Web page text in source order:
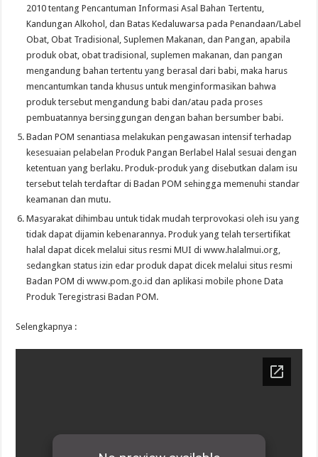
2010 tentang Pencantuman Informasi Asal Bahan Tertentu,
Kandungan Alkohol, dan Batas Kedaluwarsa pada Penandaan/Label
Obat, Obat Tradisional, Suplemen Makanan, dan Pangan, apabila
produk obat, obat tradisional, suplemen makanan, dan pangan
mengandung bahan tertentu yang berasal dari babi, maka harus
mencantumkan tanda khusus untuk menginformasikan bahwa
produk tersebut mengandung babi dan/atau pada proses
pembuatannya bersinggungan dengan bahan bersumber babi.
Badan POM senantiasa melakukan pengawasan intensif terhadap
kesesuaian pelabelan Produk Pangan Berlabel Halal sesuai dengan
ketentuan yang berlaku. Produk-produk yang disebutkan dalam isu
tersebut telah terdaftar di Badan POM sehingga memenuhi standar
keamanan dan mutu.
Masyarakat dihimbau untuk tidak mudah terprovokasi oleh isu yang
tidak dapat dijamin kebenarannya. Produk yang telah tersertifikat
halal dapat dicek melalui situs resmi MUI di www.halalmui.org,
sedangkan status izin edar produk dapat dicek melalui situs resmi
Badan POM di www.pom.go.id dan aplikasi mobile phone Data
Produk Teregistrasi Badan POM.
Selengkapnya :